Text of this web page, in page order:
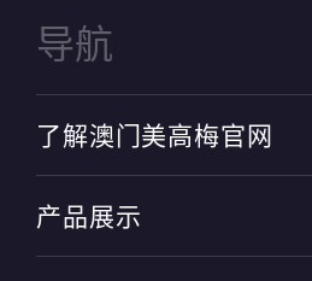
导航
了解澳门美高梅官网
产品展示